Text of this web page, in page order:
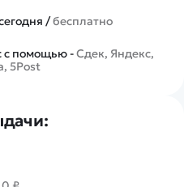
/бесплатно
с помощью -Сдек, Яндекс,
5Post